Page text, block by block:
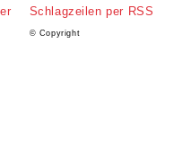
Schlagzeilen per RSS
© Copyright